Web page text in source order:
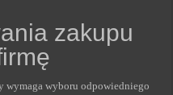
zakupu
wymaga wyboru odpowiedniego